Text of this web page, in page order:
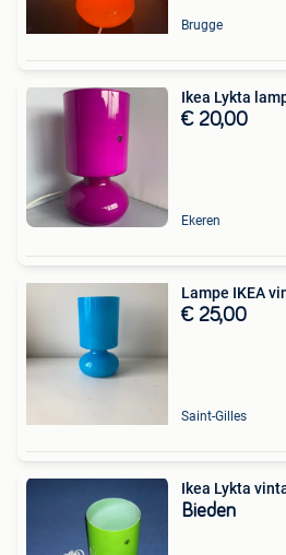
Brugge
Ikea Lykta
€ 20,00
Ekeren
Lampe IKEA
€ 25,00
Saint-Gilles
Ikea Lykta
Bieden